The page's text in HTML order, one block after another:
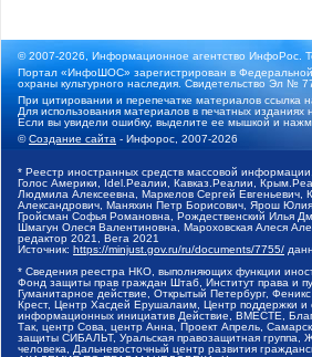
© 2007-2026, Информационное агентство ИнфоРос.
Портал «ИнфоШОС» зарегистрирован в
охраны культурного наследия. Свидетельство Эл №
При цитировании и перепечатке материалов
Для использования материалов в печатных
Если вы увидели ошибку, выделите ее мышкой и
©Создание сайта - Инфорос, 2007-2026
* Реестр иностранных средств массовой
Голос Америки, Idel.Реалии, Кавказ.Реалии,
Людмила Алексеевна, Маркелов Сергей Евгеньевич,
Александрович, Маняхин Петр Борисович, Ярош
Гройсман Софья Романовна, Рождественский Илья
Шмагун Олеся Валентиновна, Мароховская Алеся
редактор 2021, Вега 2021
Источник: https://minjust.gov.ru/ru/documents/7755/
* Сведения реестра НКО, выполняющих функции
Фонд защиты прав граждан Штаб, Институт права и
Гуманитарное действие, Открытый Петербург,
Крест, Центр Хасдей Ерушалаим, Центр поддержки и
информационных инициатив Действие, ВМЕСТЕ,
Так, центр Сова, центр Анна, Проект Апрель,
защиты СИБАЛЬТ, Уральская правозащитная группа,
человека, Дальневосточный центр развития